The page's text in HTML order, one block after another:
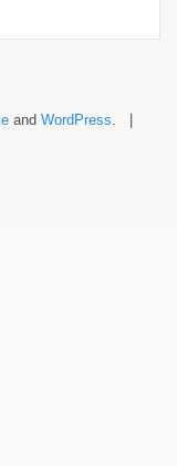
and WordPress